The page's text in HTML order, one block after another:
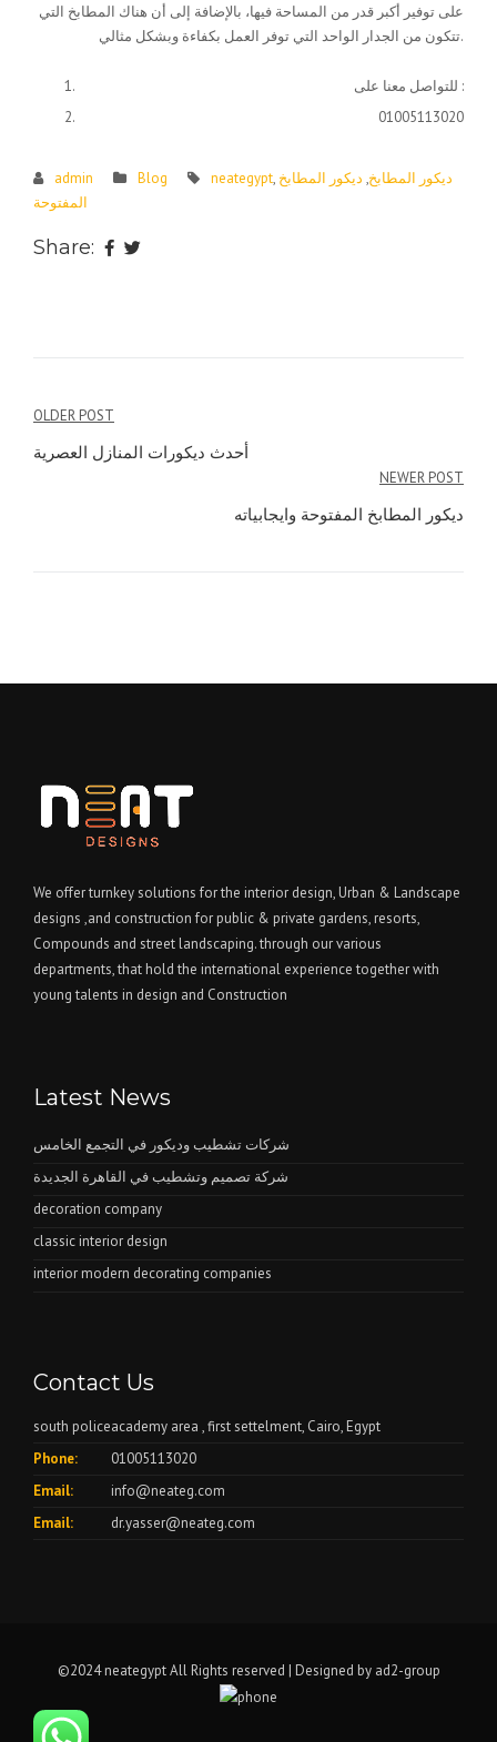
على توفير أكبر قدر من المساحة فيها، بالإضافة إلى أن هناك المطابخ التي
تتكون من الجدار الواحد التي توفر العمل بكفاءة وبشكل مثالي.
للتواصل معنا على :
01005113020
admin Blog neategypt, ديكور المطابخ, ديكور المطابخ
المفتوحة
Share:
Post
navigation
OLDER POST
أحدث ديكورات المنازل العصرية
NEWER POST
ديكور المطابخ المفتوحة وايجابياته
We offer turnkey solutions for the interior design, Urban & Landscape
designs ,and construction for public & private gardens, resorts,
Compounds and street landscaping. through our various
departments, that hold the international experience together with
young talents in design and Construction
Latest News
شركات تشطيب وديكور في التجمع الخامس
شركة تصميم وتشطيب في القاهرة الجديدة
decoration company
classic interior design
interior modern decorating companies
Contact Us
south policeacademy area , first settelment, Cairo, Egypt
Phone:
01005113020
Email:
info@neateg.com
Email:
dr.yasser@neateg.com
©2024 neategypt All Rights reserved | Designed by ad2-group